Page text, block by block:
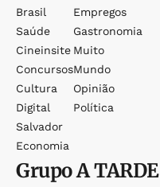
Brasil
Saúde
Cineinsite
Concursos
Cultura
Digital
Salvador
Economia
Empregos
Gastronomia
Muito
Mundo
Opinião
Política
GrupoA TARDE